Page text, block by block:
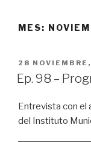
MES:
PUBLICADO
EN
28
Ep. 98 –
Entrevista con el
del Instituto